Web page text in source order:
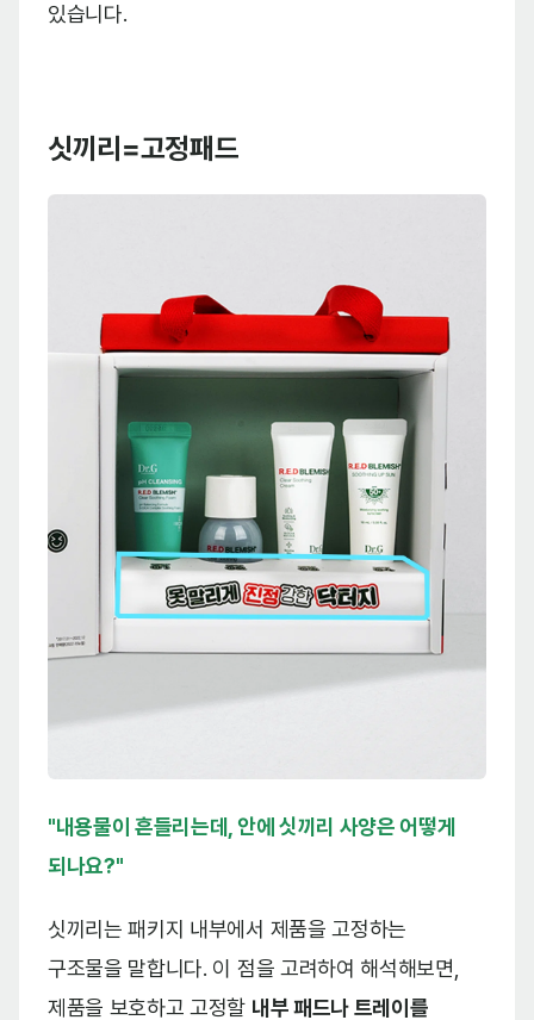
있습니다.
싯끼리=고정패드
"내용물이 흔들리는데, 안에 싯끼리 사양은 어떻게
되나요?"
싯끼리는 패키지 내부에서 제품을 고정하는
구조물을 말합니다. 이 점을 고려하여 해석해보면,
제품을 보호하고 고정할 내부 패드나 트레이를